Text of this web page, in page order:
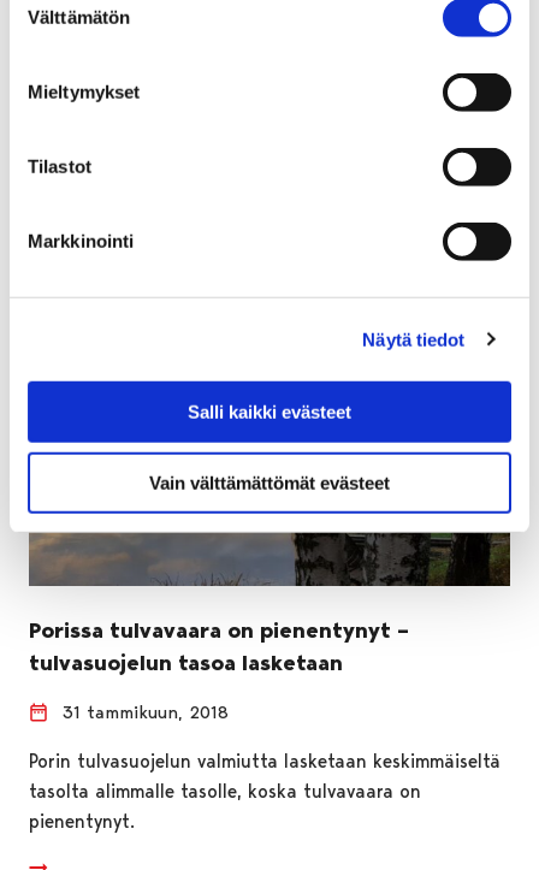
valinta
Välttämätön
Mieltymykset
Tilastot
Markkinointi
Näytä tiedot
Salli kaikki evästeet
Vain välttämättömät evästeet
tehty
naapureita, tulevaisuuden asumista ja sujuvaa arkea.
Kaikki kiteytyy hyvään asumiseen läpi ihmiselämän.
Porissa tulvavaara on pienentynyt –
tulvasuojelun tasoa lasketaan
31 tammikuun, 2018
Porin tulvasuojelun valmiutta lasketaan keskimmäiseltä
tasolta alimmalle tasolle, koska tulvavaara on
pienentynyt.